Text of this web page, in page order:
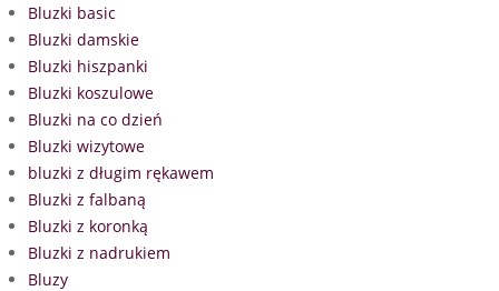
Bluzki basic
Bluzki damskie
Bluzki hiszpanki
Bluzki koszulowe
Bluzki na co dzień
Bluzki wizytowe
bluzki z długim rękawem
Bluzki z falbaną
Bluzki z koronką
Bluzki z nadrukiem
Bluzy